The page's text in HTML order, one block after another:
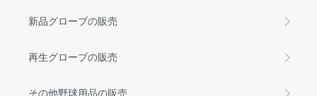
新品グローブの販売
再生グローブの販売
その他野球用品の販売